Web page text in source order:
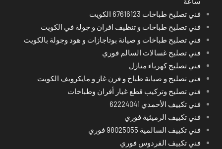
فني تصليح طباخات 67616123 الكويت
فني تصليح طباخات و تنظيف افران و جولة في الكويت
فني تصليح طباخات و صيانة بوتاجازات و هود وجولة بالكويت
فني تصليح غسالات السالم فوري
فني تصليح كهرباء منازل
فني تصليح و صيانة طباخ و فرن غاز و مايكرويف الكويت
فني تصليح وتركيب قطع غيار أفران وطباخات
فني تكييف الأحمدي 62224041
فني تكييف الرميثية فوري
فني تكييف السالمية 98025055 فوري
فني تكييف الفردوس فوري